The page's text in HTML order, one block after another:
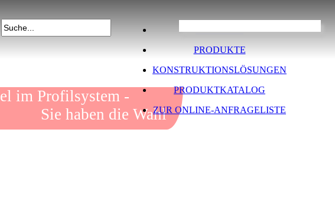
im Profilsystem -
Sie haben die Wahl
ÜBER UNS
PRODUKTE
KONSTRUKTIONSLÖSUNGEN
PRODUKTKATALOG
ZUR ONLINE-ANFRAGELISTE